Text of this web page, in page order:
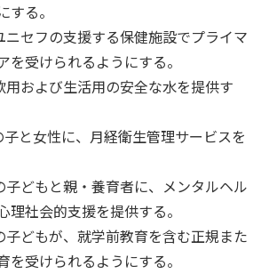
する。
ニセフの支援する保健施設でプライマ
を受けられるようにする。
用および生活用の安全な水を提供す
と女性に、月経衛生管理サービスを
どもと親・養育者に、メンタルヘル
理社会的支援を提供する。
どもが、就学前教育を含む正規また
を受けられるようにする。